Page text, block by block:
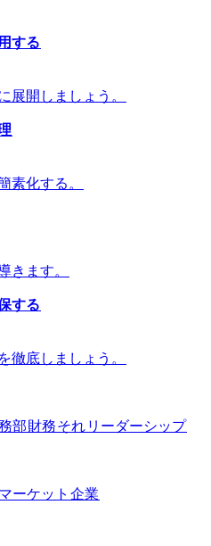
する​​
展開しましょう。​​
素化する。​​
きます。​​
する​​
徹底しましょう。​​
部​​財務​​それ​​ リーダーシップ​​
ーケット​​ 企業​​